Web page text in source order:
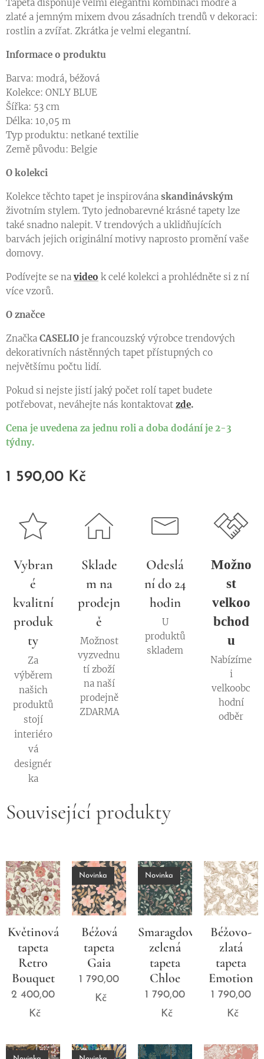
Tapeta disponuje velmi elegantní kombinací modré a
zlaté a jemným mixem dvou zásadních trendů v dekoraci:
rostlin a zvířat. Zkrátka je velmi elegantní.
Informace o produktu
Barva: modrá, béžová
Kolekce: ONLY BLUE
Šířka: 53 cm
Délka: 10,05 m
Typ produktu: netkané textilie
Země původu: Belgie
O kolekci
Kolekce těchto tapet je inspirována skandinávským
životním stylem. Tyto jednobarevné krásné tapety lze
také snadno nalepit. V trendových a uklidňujících
barvách jejich originální motivy naprosto promění vaše
domovy.
Podívejte se na video k celé kolekci a prohlédněte si z ní
více vzorů.
O značce
Značka CASELIO je francouzský výrobce trendových
dekorativních nástěnných tapet přístupných co
největšímu počtu lidí.
Pokud si nejste jistí jaký počet rolí tapet budete
potřebovat, neváhejte nás kontaktovat zde.
Cena je uvedena za jednu roli a doba dodání je 2-3
týdny.
1 590,00 Kč
Vybran
é
kvalitní
produk
ty
Za
výběrem
našich
produktů
stojí
interiéro
vá
designér
ka
Sklade
m na
prodejn
ě
Možnost
vyzvednu
tí zboží
na naší
prodejně
ZDARMA
Odeslá
ní do 24
hodin
U
produktů
skladem
Možno
st
velkoo
bchod
u
Nabízíme
i
velkoobc
hodní
odběr
Související produkty
Květinová
tapeta
Retro
Bouquet
2 400,00
Kč
Béžová
tapeta
Gaia
Novinka
1 790,00
Kč
Smaragdově
zelená
tapeta
Chloe
Novinka
1 790,00
Kč
Béžovo-
zlatá
tapeta
Emotion
1 790,00
Kč